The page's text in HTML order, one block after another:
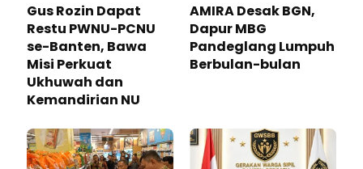
Gus Rozin Dapat
Restu PWNU-PCNU
se-Banten, Bawa
Misi Perkuat
Ukhuwah dan
Kemandirian NU
AMIRA Desak BGN,
Dapur MBG
Pandeglang Lumpuh
Berbulan-bulan